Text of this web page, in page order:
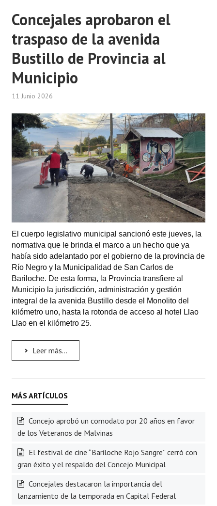
Concejales aprobaron el
traspaso de la avenida
Bustillo de Provincia al
Municipio
11 Junio 2026
El cuerpo legislativo municipal sancionó este jueves, la
normativa que le brinda el marco a un hecho que ya
había sido adelantado por el gobierno de la provincia de
Río Negro y la Municipalidad de San Carlos de
Bariloche. De esta forma, la Provincia transfiere al
Municipio la jurisdicción, administración y gestión
integral de la avenida Bustillo desde el Monolito del
kilómetro uno, hasta la rotonda de acceso al hotel Llao
Llao en el kilómetro 25.
Leer más...
Concejo aprobó un comodato por 20 años en favor
de los Veteranos de Malvinas
El festival de cine “Bariloche Rojo Sangre” cerró con
gran éxito y el respaldo del Concejo Municipal
Concejales destacaron la importancia del
lanzamiento de la temporada en Capital Federal